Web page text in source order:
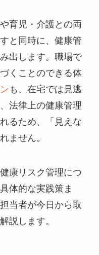
育児・介護との両
と同時に、健康管
出します。職場で
くことのできる体
も、在宅では見逃
法律上の健康管理
るため、「見えな
ません。
康リスク管理につ
体的な実践策ま
当者が今日から取
説します。